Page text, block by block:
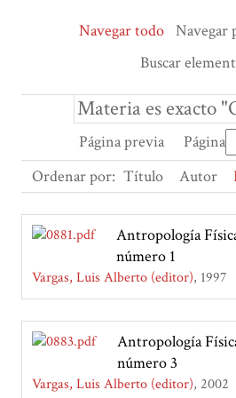
Navegar todo Navegar
Buscar
Materia es exacto
Página previa Página
Ordenar por: Título Autor
Antropología
número 1
Vargas, Luis Alberto (editor) 1997
Antropología
número 3
Vargas, Luis Alberto (editor) 2002